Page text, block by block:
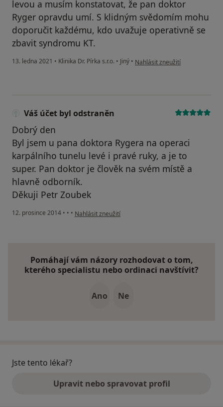
levou a musím konstatovat, že pan doktor
Ryger opravdu umí. S klidným svědomím mohu
doporučit každému, kdo uvažuje operativně se
zbavit syndromu KT.
13. ledna 2021 • Klinika Dr. Pírka s.r.o. • Jiný • podle názoru uživatele Michal K.
Nahlásit zneužití
Váš účet byl odstraněn
Dobrý den
Byl jsem u pana doktora Rygera na operaci
karpálního tunelu levé i pravé ruky, a je to
super. Pan doktor je člověk na svém místě a
hlavně odborník.
Děkuji Petr Zoubek
12. prosince 2014 • • • podle názoru uživatele Váš účet byl odstraněn
Nahlásit zneužití
Pomáhají vám názory rozhodovat o tom,
kterého specialistu nebo ordinaci navštívit?
Ano Ne
Jste tento lékař?
Upravit nebo spravovat profil